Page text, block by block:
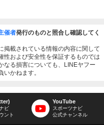
催者発行のものと照合し確認してく
掲載されている情報の内容に関して
性および安全性を保証するものでは
なる損害についても、LINEヤフー
かねます。
ビ
ント
YouTube
スポーツナビ
公式チャンネル